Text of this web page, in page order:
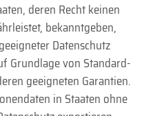
deren Recht keinen
bekannt­geben,
Daten­schutz
Grund­lage von Standard­
geeigneten Garantien.
in Staaten ohne